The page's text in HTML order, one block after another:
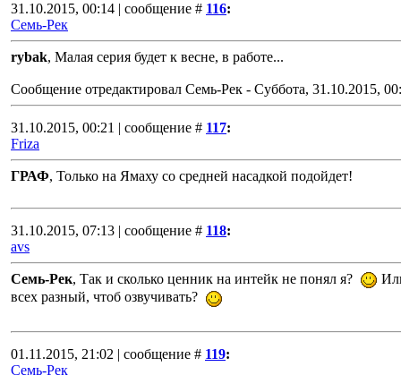
31.10.2015, 00:14 | сообщение # 116:
Семь-Рек
rybak, Малая серия будет к весне, в работе...
Сообщение отредактировал Семь-Рек - Суббота, 31.10.2015,
31.10.2015, 00:21 | сообщение # 117:
Friza
ГРАФ, Только на Ямаху со средней насадкой подойдет!
31.10.2015, 07:13 | сообщение # 118:
avs
Семь-Рек, Так и сколько ценник на интейк не понял я?
всех разный, чтоб озвучивать?
01.11.2015, 21:02 | сообщение # 119:
Семь-Рек